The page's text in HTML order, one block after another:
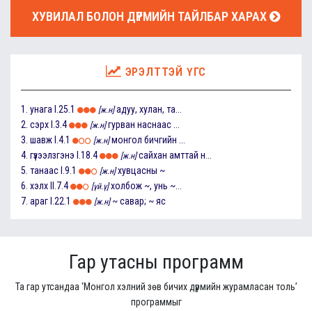
ХУВИЛАЛ БОЛОН ДҮРМИЙН ТАЙЛБАР ХАРАХ
ЭРЭЛТТЭЙ ҮГС
1. унага I.25.1 [ж.н] адуу, хулан, та...
2. сэрх I.3.4 [ж.н] гурван наснаас ...
3. шавж I.4.1 [ж.н] монгол бичгийн ...
4. гүзээлзгэнэ I.18.4 [ж.н] сайхан амттай н...
5. танаас I.9.1 [ж.н] хувцасны ~
6. хэлх II.7.4 [үй.ү] холбож ~, унь ~...
7. араг I.22.1 [ж.н] ~ савар; ~ яс
Гар утасны программ
Та гар утсандаа ‘Монгол хэлний зөв бичих дүрмийн журамласан толь’
программыг